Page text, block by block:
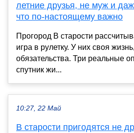
летние друзья, не муж и
что по-настоящему важно
Прогород В старости
игра в рулетку. У них своя
обязательства. Три реальные
спутник жи...
10:27, 22 Май
В старости пригодятся не